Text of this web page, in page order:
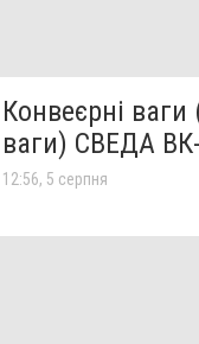
Конвеєрні ваги
ваги) СВЕДА
12:56, 5 серпня